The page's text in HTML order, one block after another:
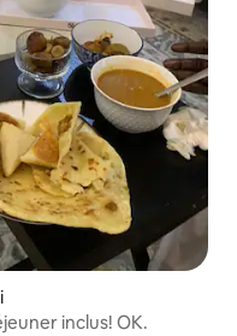
sont très confortables. Déjeuner inclus! OK.